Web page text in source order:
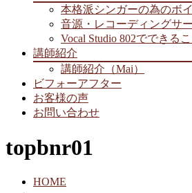
本格派シンガーの為のボ
音源・レコーディングサ
Vocal Studio 802でできるこ
講師紹介
講師紹介（Mai）
ビフォーアフター
お客様の声
お問い合わせ
topbnr01
HOME